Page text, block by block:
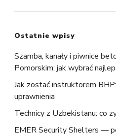
Ostatnie wpisy
Szamba, kanały i piwnice
Pomorskim: jak wybrać
Jak zostać instruktorem
uprawnienia
Technicy z Uzbekistanu: co
EMER Security Shelters —